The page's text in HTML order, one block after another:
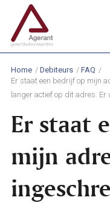
Home Debiteurs
FAQ
Er staat een bedrijf op mijn
langer actief op dit adres.
Er staat
mijn